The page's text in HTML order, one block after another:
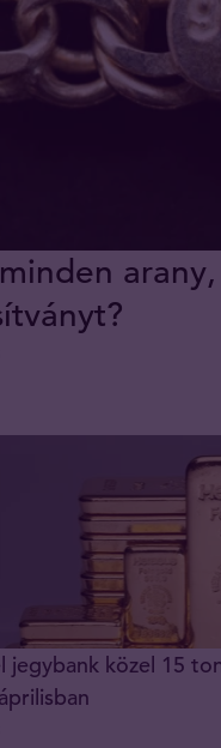
jegybank közel 15